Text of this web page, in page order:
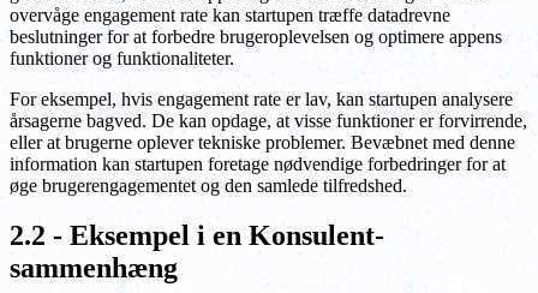
overvåge engagement rate kan startupen træffe datadrevne
beslutninger for at forbedre brugeroplevelsen og optimere appens
funktioner og funktionaliteter.
For eksempel, hvis engagement rate er lav, kan startupen analysere
årsagerne bagved. De kan opdage, at visse funktioner er forvirrende,
eller at brugerne oplever tekniske problemer. Bevæbnet med denne
information kan startupen foretage nødvendige forbedringer for at
øge brugerengagementet og den samlede tilfredshed.
2.2 - Eksempel i en Konsulent-
sammenhæng